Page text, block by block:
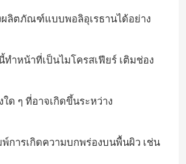
วกลวง
เฟียร์
ว
ผลิตภัณฑ์แบบพอลิอุเรธานได้อย่าง
ทําหน้าที่เป็นไมโครสเฟียร์ เติมช่อง
ใด ๆ ที่อาจเกิดขึ้นระหว่าง
การเกิดความบกพร่องบนพื้นผิว เช่น